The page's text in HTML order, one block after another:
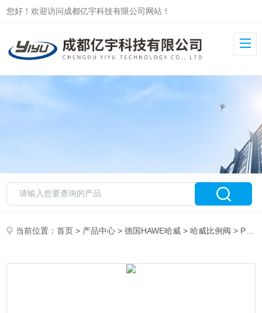
您好！欢迎访问成都亿宇科技有限公司网站！
当前位置：首页 > 产品中心 >德国HAWE哈威 >哈威比例阀 > PMVS41-44/G24即刻发货哈威比例溢流阀PMVS51-43/G24